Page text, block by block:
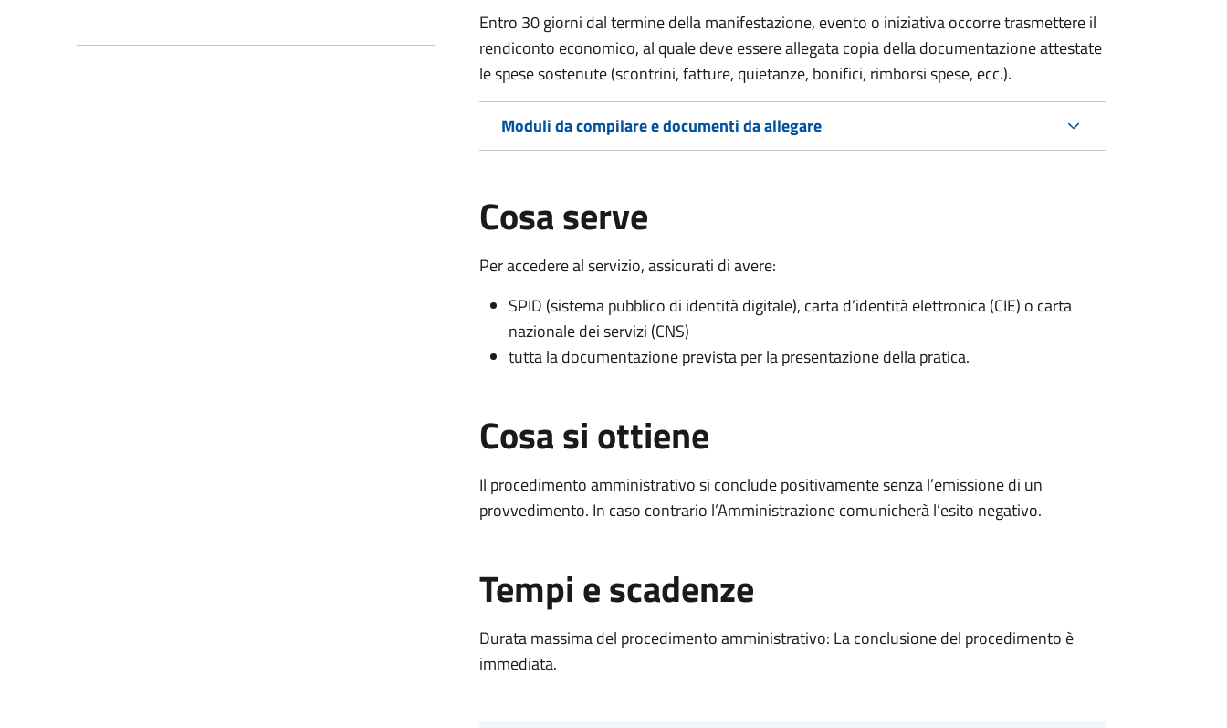
Entro 30 giorni dal termine della manifestazione, evento o iniziativa occorre trasmettere il
rendiconto economico, al quale deve essere allegata copia della documentazione attestate
le spese sostenute (scontrini, fatture, quietanze, bonifici, rimborsi spese, ecc.).
Moduli da compilare e documenti da allegare
Cosa serve
Per accedere al servizio, assicurati di avere:
SPID (sistema pubblico di identità digitale), carta d’identità elettronica (CIE) o carta
nazionale dei servizi (CNS)
tutta la documentazione prevista per la presentazione della pratica.
Cosa si ottiene
Il procedimento amministrativo si conclude positivamente senza l’emissione di un
provvedimento. In caso contrario l’Amministrazione comunicherà l’esito negativo.
Tempi e scadenze
Durata massima del procedimento amministrativo: La conclusione del procedimento è
immediata.